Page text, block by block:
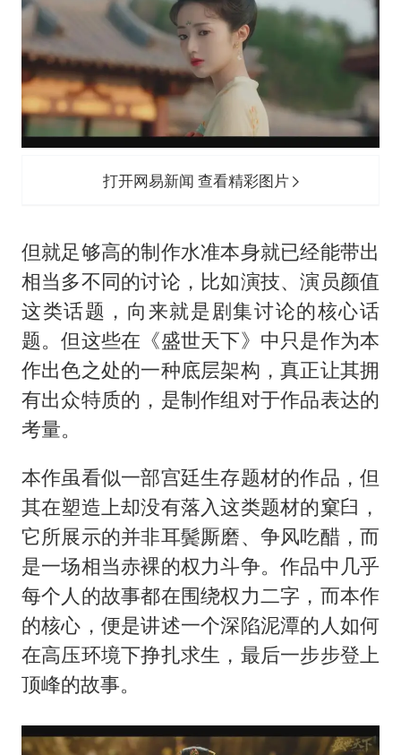
打开网易新闻 查看精彩图片
但就足够高的制作水准本身就已经能带出
相当多不同的讨论，比如演技、演员颜值
这类话题，向来就是剧集讨论的核心话
题。但这些在《盛世天下》中只是作为本
作出色之处的一种底层架构，真正让其拥
有出众特质的，是制作组对于作品表达的
考量。
本作虽看似一部宫廷生存题材的作品，但
其在塑造上却没有落入这类题材的窠臼，
它所展示的并非耳鬓厮磨、争风吃醋，而
是一场相当赤裸的权力斗争。作品中几乎
每个人的故事都在围绕权力二字，而本作
的核心，便是讲述一个深陷泥潭的人如何
在高压环境下挣扎求生，最后一步步登上
顶峰的故事。